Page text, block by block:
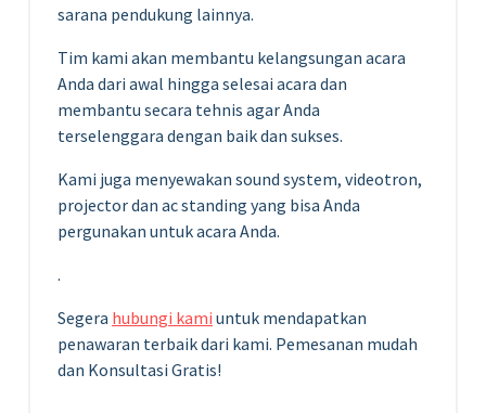
sarana pendukung lainnya.
Tim kami akan membantu kelangsungan acara
Anda dari awal hingga selesai acara dan
membantu secara tehnis agar Anda
terselenggara dengan baik dan sukses.
Kami juga menyewakan sound system, videotron,
projector dan ac standing yang bisa Anda
pergunakan untuk acara Anda.
.
Segera hubungi kami untuk mendapatkan
penawaran terbaik dari kami. Pemesanan mudah
dan Konsultasi Gratis!